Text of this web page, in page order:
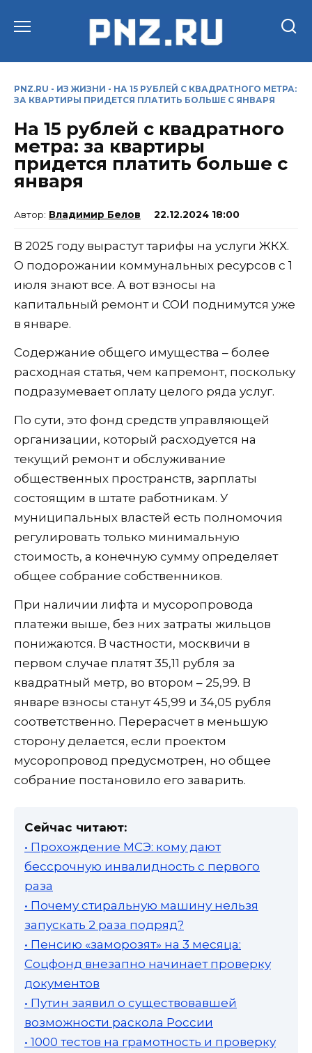
PNZ.RU - ИЗ ЖИЗНИ - НА 15 РУБЛЕЙ С КВАДРАТНОГО МЕТРА:
ЗА КВАРТИРЫ ПРИДЕТСЯ ПЛАТИТЬ БОЛЬШЕ С ЯНВАРЯ
На 15 рублей с квадратного
метра: за квартиры
придется платить больше с
января
Владимир Белов 22.12.2024 18:00
В 2025 году вырастут тарифы на услуги ЖКХ.
О подорожании коммунальных ресурсов с 1
июля знают все. А вот взносы на
капитальный ремонт и СОИ поднимутся уже
в январе.
Содержание общего имущества – более
расходная статья, чем капремонт, поскольку
подразумевает оплату целого ряда услуг.
По сути, это фонд средств управляющей
организации, который расходуется на
текущий ремонт и обслуживание
общественных пространств, зарплаты
состоящим в штате работникам. У
муниципальных властей есть полномочия
регулировать только минимальную
стоимость, а конечную сумму определяет
общее собрание собственников.
При наличии лифта и мусоропровода
платежи выше, без них затраты жильцов
понижаются. В частности, москвичи в
первом случае платят 35,11 рубля за
квадратный метр, во втором – 25,99. В
январе взносы станут 45,99 и 34,05 рубля
соответственно. Перерасчет в меньшую
сторону делается, если проектом
мусоропровод предусмотрен, но общее
собрание постановило его заварить.
Сейчас читают:
• Прохождение МСЭ: кому дают
бессрочную инвалидность с первого
раза
• Почему стиральную машину нельзя
запускать 2 раза подряд?
• Пенсию «заморозят» на 3 месяца:
Соцфонд внезапно начинает проверку
документов
• Путин заявил о существовавшей
возможности раскола России
• 1000 тестов на грамотность и проверку